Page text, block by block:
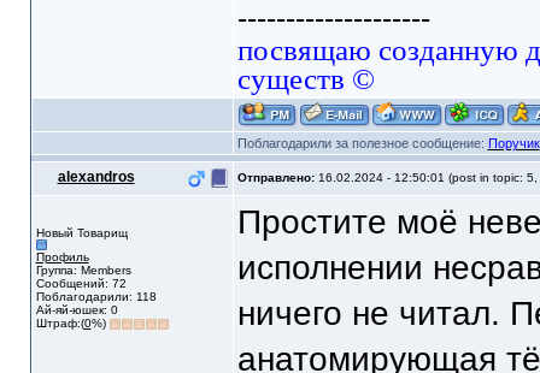
--------------------
посвящаю созданную
существ ©
Поблагодарили за полезное сообщение: Поручик
alexandros Отправлено: 16.02.2024 - 12:50:01 (post in topic: 5,
Новый Товарищ
Профиль
Группа: Members
Сообщений: 72
Поблагодарили: 118
Ай-яй-юшек: 0
Штраф:(0%)
Простите моё
исполнении
ничего не читал.
анатомирующая